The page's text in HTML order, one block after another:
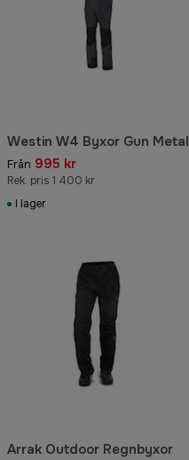
Westin W4 Byxor Gun Metal
Från 995 kr
Rek. pris 1 400 kr
I lager
Arrak Outdoor Regnbyxor